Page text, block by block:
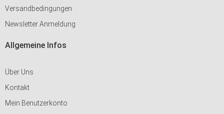
Versandbedingungen
Newsletter Anmeldung
Allgemeine Infos
Über Uns
Kontakt
Mein Benutzerkonto